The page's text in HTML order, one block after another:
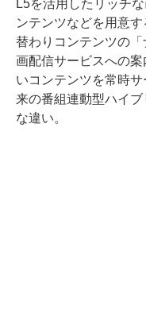
L5を活用したリッチ
ンテンツなどを用意
替わりコンテンツの
画配信サービスへの
いコンテンツを常時
来の番組連動型ハイ
な違い。